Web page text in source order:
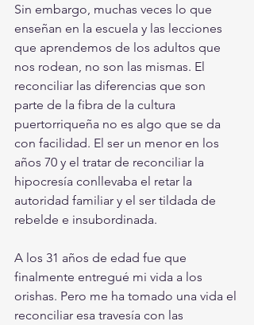
Sin embargo, muchas veces lo que
enseñan en la escuela y las lecciones
que aprendemos de los adultos que
nos rodean, no son las mismas. El
reconciliar las diferencias que son
parte de la fibra de la cultura
puertorriqueña no es algo que se da
con facilidad. El ser un menor en los
años 70 y el tratar de reconciliar la
hipocresía conllevaba el retar la
autoridad familiar y el ser tildada de
rebelde e insubordinada.
A los 31 años de edad fue que
finalmente entregué mi vida a los
orishas. Pero me ha tomado una vida el
reconciliar esa travesía con las